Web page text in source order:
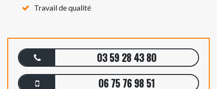
Travail de qualité
03 59 28 43 80
06 75 76 98 51